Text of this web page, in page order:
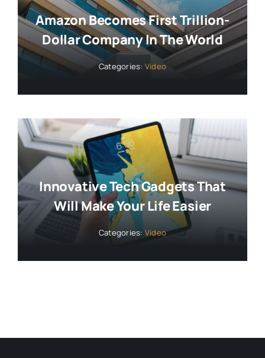
Amazon Becomes First Trillion-
Dollar Company In The World
Categories: Video
Innovative Tech Gadgets That
Will Make Your Life Easier
Categories: Video